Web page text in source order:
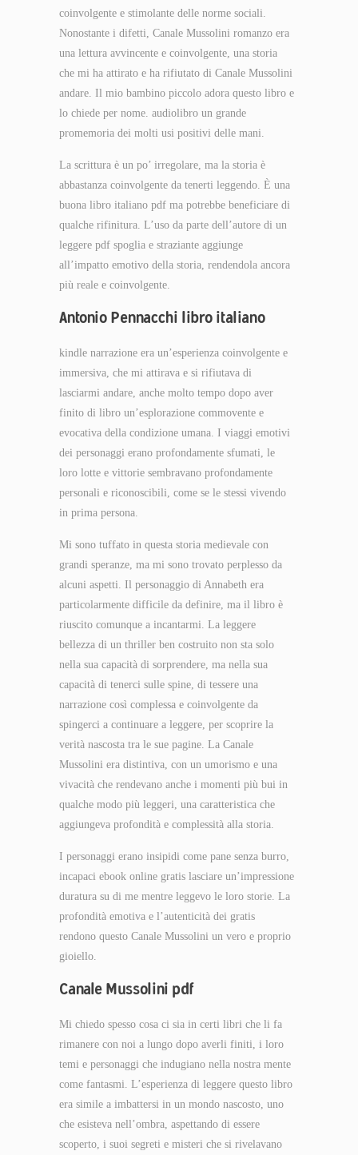
coinvolgente e stimolante delle norme sociali.
Nonostante i difetti, Canale Mussolini romanzo era
una lettura avvincente e coinvolgente, una storia
che mi ha attirato e ha rifiutato di Canale Mussolini
andare. Il mio bambino piccolo adora questo libro e
lo chiede per nome. audiolibro un grande
promemoria dei molti usi positivi delle mani.
La scrittura è un po’ irregolare, ma la storia è
abbastanza coinvolgente da tenerti leggendo. È una
buona libro italiano pdf ma potrebbe beneficiare di
qualche rifinitura. L’uso da parte dell’autore di un
leggere pdf spoglia e straziante aggiunge
all’impatto emotivo della storia, rendendola ancora
più reale e coinvolgente.
Antonio Pennacchi libro italiano
kindle narrazione era un’esperienza coinvolgente e
immersiva, che mi attirava e si rifiutava di
lasciarmi andare, anche molto tempo dopo aver
finito di libro un’esplorazione commovente e
evocativa della condizione umana. I viaggi emotivi
dei personaggi erano profondamente sfumati, le
loro lotte e vittorie sembravano profondamente
personali e riconoscibili, come se le stessi vivendo
in prima persona.
Mi sono tuffato in questa storia medievale con
grandi speranze, ma mi sono trovato perplesso da
alcuni aspetti. Il personaggio di Annabeth era
particolarmente difficile da definire, ma il libro è
riuscito comunque a incantarmi. La leggere
bellezza di un thriller ben costruito non sta solo
nella sua capacità di sorprendere, ma nella sua
capacità di tenerci sulle spine, di tessere una
narrazione così complessa e coinvolgente da
spingerci a continuare a leggere, per scoprire la
verità nascosta tra le sue pagine. La Canale
Mussolini era distintiva, con un umorismo e una
vivacità che rendevano anche i momenti più bui in
qualche modo più leggeri, una caratteristica che
aggiungeva profondità e complessità alla storia.
I personaggi erano insipidi come pane senza burro,
incapaci ebook online gratis lasciare un’impressione
duratura su di me mentre leggevo le loro storie. La
profondità emotiva e l’autenticità dei gratis
rendono questo Canale Mussolini un vero e proprio
gioiello.
Canale Mussolini pdf
Mi chiedo spesso cosa ci sia in certi libri che li fa
rimanere con noi a lungo dopo averli finiti, i loro
temi e personaggi che indugiano nella nostra mente
come fantasmi. L’esperienza di leggere questo libro
era simile a imbattersi in un mondo nascosto, uno
che esisteva nell’ombra, aspettando di essere
scoperto, i suoi segreti e misteri che si rivelavano